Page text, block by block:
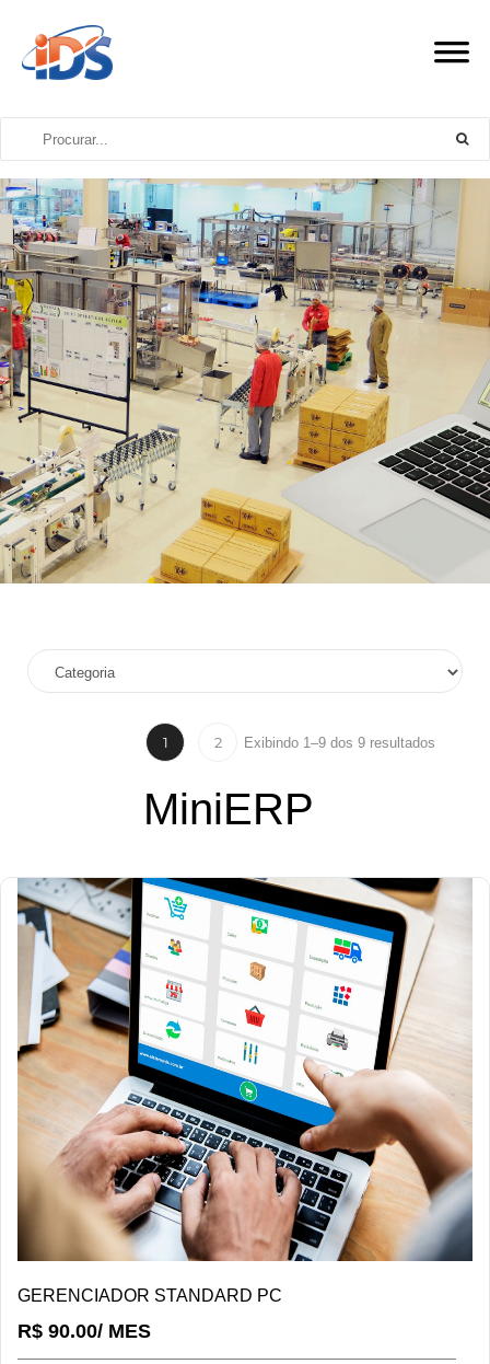
0
1 2 Exibindo 1–9 dos 9 resultados
MiniERP
DETALHES/COMPRAR
GERENCIADOR STANDARD PC
R$ 90.00/ MES